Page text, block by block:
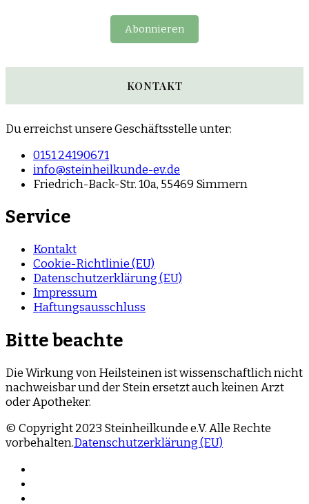
Abonnieren
KONTAKT
Du erreichst unsere Geschäftsstelle unter:
0151 24190671
info@steinheilkunde-ev.de
Friedrich-Back-Str. 10a, 55469 Simmern
Service
Kontakt
Cookie-Richtlinie (EU)
Datenschutzerklärung (EU)
Impressum
Haftungsausschluss
Bitte beachte
Die Wirkung von Heilsteinen ist wissenschaftlich nicht
nachweisbar und der Stein ersetzt auch keinen Arzt
oder Apotheker.
© Copyright 2023 Steinheilkunde e.V. Alle Rechte
vorbehalten.Datenschutzerklärung (EU)